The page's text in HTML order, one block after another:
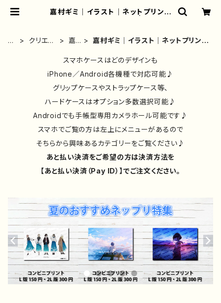
嘉村ギミ｜イラスト｜ネットプリント
れ/イラストレーター/グッズ/人気/後
払い/通販｜雑貨屋アリうさ
ホ
クリエイ
嘉
ギミ
嘉村ギミ｜イラスト｜ネットプリント
スマホケースはどのデザインも
iPhone／Android各機種で対応可能♪
グリップケースやストラップケース等、
ハードケースはオプション多数選択可能♪
Androidでも手帳型専用カメラホール可能です♪
スマホでご覧の方は左上にメニューがあるので
そちらから興味あるカテゴリーをご覧ください♪
あと払い決済をご希望の方は決済方法を
【あと払い決済（Pay ID）】でご注文ください。